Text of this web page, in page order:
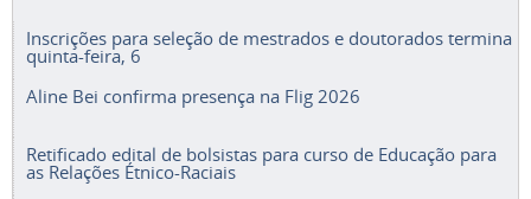
Inscrições para seleção de mestrados e doutorados termina
quinta-feira, 6
Aline Bei confirma presença na Flig 2026
Retificado edital de bolsistas para curso de Educação para
as Relações Étnico-Raciais